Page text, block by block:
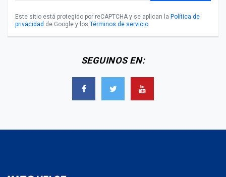
Este sitio está protegido por reCAPTCHA y se aplican la Política de
privacidad de Google y los Términos de servicio.
SEGUINOS EN: